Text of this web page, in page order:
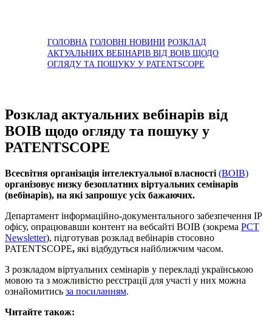
ГОЛОВНА ГОЛОВНІ НОВИНИ РОЗКЛАД
АКТУАЛЬНИХ ВЕБІНАРІВ ВІД ВОІВ ЩОДО
ОГЛЯДУ ТА ПОШУКУ У PATENTSCOPE
Розклад актуальних вебінарів від
ВОІВ щодо огляду та пошуку у
PATENTSCOPE
Всесвітня організація інтелектуальної власності (ВОІВ)
організовує низку безоплатних віртуальних семінарів
(вебінарів), на які запрошує усіх бажаючих.
Департамент інформаційно-документального забезпечення IP
офісу, опрацювавши контент на вебсайті ВОІВ (зокрема PCT
Newsletter), підготував розклад вебінарів стосовно
PATENTSCOPE, які відбудуться найближчим часом.
З розкладом віртуальних семінарів у перекладі українською
мовою та з можливістю реєстрації для участі у них можна
ознайомитись за посиланням.
Читайте також: